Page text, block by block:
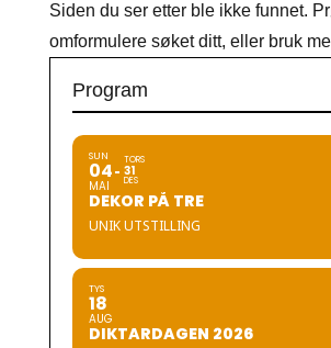
Siden du ser etter ble ikke funnet.
omformulere søket ditt, eller bruk
Program
SUN
04
MAI
TORS
31
DES
DEKOR PÅ TRE
UNIK UTSTILLING
TYS
18
AUG
DIKTARDAGEN 2026